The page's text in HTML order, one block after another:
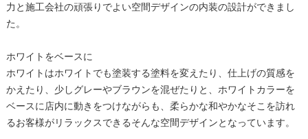
力と施工会社の頑張りでよい空間デザインの内装の設計ができまし
た。
ホワイトをベースに
ホワイトはホワイトでも塗装する塗料を変えたり、仕上げの質感を
かえたり、少しグレーやブラウンを混ぜたりと、ホワイトカラーを
ベースに店内に動きをつけながらも、柔らかな和やかなそこを訪れ
るお客様がリラックスできるそんな空間デザインとなっています。